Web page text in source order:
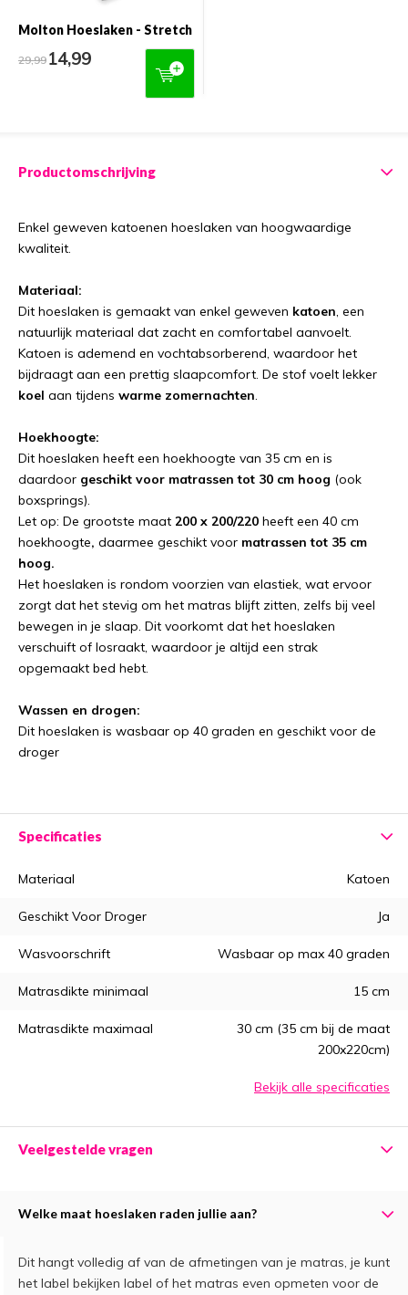
Molton Hoeslaken - Stretch
29,9914,99
Productomschrijving
Enkel geweven katoenen hoeslaken van hoogwaardige
kwaliteit.
Materiaal:
Dit hoeslaken is gemaakt van enkel geweven katoen, een
natuurlijk materiaal dat zacht en comfortabel aanvoelt.
Katoen is ademend en vochtabsorberend, waardoor het
bijdraagt aan een prettig slaapcomfort. De stof voelt lekker
koel aan tijdens warme zomernachten.
Hoekhoogte:
Dit hoeslaken heeft een hoekhoogte van 35 cm en is
daardoor geschikt voor matrassen tot 30 cm hoog (ook
boxsprings).
Let op: De grootste maat 200 x 200/220 heeft een 40 cm
hoekhoogte, daarmee geschikt voor matrassen tot 35 cm
hoog.
Het hoeslaken is rondom voorzien van elastiek, wat ervoor
zorgt dat het stevig om het matras blijft zitten, zelfs bij veel
bewegen in je slaap. Dit voorkomt dat het hoeslaken
verschuift of losraakt, waardoor je altijd een strak
opgemaakt bed hebt.
Wassen en drogen:
Dit hoeslaken is wasbaar op 40 graden en geschikt voor de
droger
Specificaties
Materiaal Katoen
Geschikt Voor Droger Ja
Wasvoorschrift Wasbaar op max 40 graden
Matrasdikte minimaal 15 cm
Matrasdikte maximaal
30 cm (35 cm bij de maat
200x220cm)
Bekijk alle specificaties
Veelgestelde vragen
Welke maat hoeslaken raden jullie aan?
Dit hangt volledig af van de afmetingen van je matras, je kunt
het label bekijken label of het matras even opmeten voor de